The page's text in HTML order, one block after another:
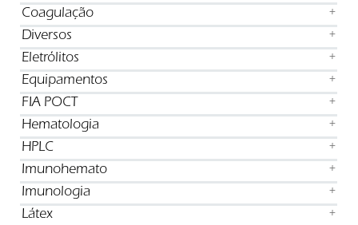
Coagulação +
Diversos +
Eletrólitos +
Equipamentos +
FIA POCT +
Hematologia +
HPLC +
Imunohemato +
Imunologia +
Látex +